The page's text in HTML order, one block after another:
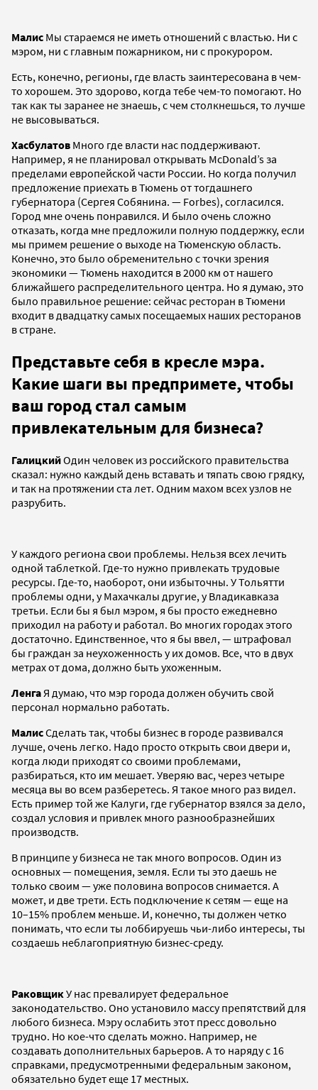
Малис Мы стараемся не иметь отношений с властью. Ни с
мэром, ни с главным пожарником, ни с прокурором.
Есть, конечно, регионы, где власть заинтересована в чем-
то хорошем. Это здорово, когда тебе чем-то помогают. Но
так как ты заранее не знаешь, с чем столкнешься, то лучше
не высовываться.
Хасбулатов Много где власти нас поддерживают.
Например, я не планировал открывать McDonald’s за
пределами европейской части России. Но когда получил
предложение приехать в Тюмень от тогдашнего
губернатора (Сергея Собянина. — Forbes), согласился.
Город мне очень понравился. И было очень сложно
отказать, когда мне предложили полную поддержку, если
мы примем решение о выходе на Тюменскую область.
Конечно, это было обременительно с точки зрения
экономики — Тюмень находится в 2000 км от нашего
ближайшего распределительного центра. Но я думаю, это
было правильное решение: сейчас ресторан в Тюмени
входит в двадцатку самых посещаемых наших ресторанов
в стране.
Представьте себя в кресле мэра.
Какие шаги вы предпримете, чтобы
ваш город стал самым
привлекательным для бизнеса?
ГалицкийОдин человек из российского правительства
сказал: нужно каждый день вставать и тяпать свою грядку,
и так на протяжении ста лет. Одним махом всех узлов не
разрубить.
У каждого региона свои проблемы. Нельзя всех лечить
одной таблеткой. Где-то нужно привлекать трудовые
ресурсы. Где-то, наоборот, они избыточны. У Тольятти
проблемы одни, у Махачкалы другие, у Владикавказа
третьи. Если бы я был мэром, я бы просто ежедневно
приходил на работу и работал. Во многих городах этого
достаточно. Единственное, что я бы ввел, — штрафовал
бы граждан за неухоженность у их домов. Все, что в двух
метрах от дома, должно быть ухоженным.
Ленга Я думаю, что мэр города должен обучить свой
персонал нормально работать.
МалисСделать так, чтобы бизнес в городе развивался
лучше, очень легко. Надо просто открыть свои двери и,
когда люди приходят со своими проблемами,
разбираться, кто им мешает. Уверяю вас, через четыре
месяца вы во всем разберетесь. Я такое много раз видел.
Есть пример той же Калуги, где губернатор взялся за дело,
создал условия и привлек много разнообразнейших
производств.
В принципе у бизнеса не так много вопросов. Один из
основных — помещения, земля. Если ты это даешь не
только своим — уже половина вопросов снимается. А
может, и две трети. Есть подключение к сетям — еще на
10–15% проблем меньше. И, конечно, ты должен четко
понимать, что если ты лоббируешь чьи-либо интересы, ты
создаешь неблагоприятную бизнес-среду.
Раковщик У нас превалирует федеральное
законодательство. Оно установило массу препятствий для
любого бизнеса. Мэру ослабить этот пресс довольно
трудно. Но кое-что сделать можно. Например, не
создавать дополнительных барьеров. А то наряду с 16
справками, предусмотренными федеральным законом,
обязательно будет еще 17 местных.